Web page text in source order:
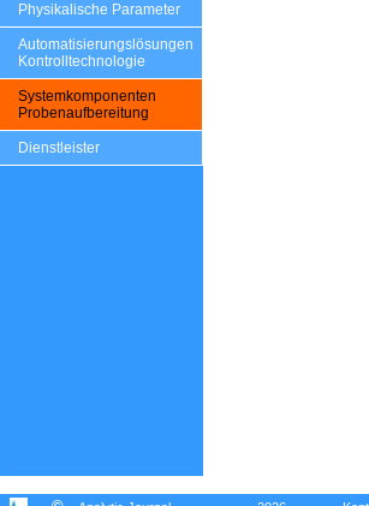
Physikalische Parameter
Automatisierungslösungen
Kontrolltechnologie
Systemkomponenten
Probenaufbereitung
Dienstleister